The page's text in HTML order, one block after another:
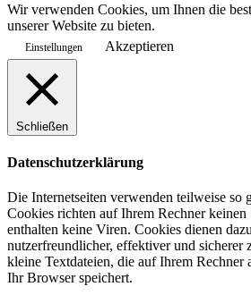
Wir verwenden Cookies, um Ihnen die
unserer Website zu bieten.
Einstellungen Akzeptieren
Schließen
Datenschutzerklärung
Die Internetseiten verwenden teilweise so
Cookies richten auf Ihrem Rechner keinen
enthalten keine Viren. Cookies dienen
nutzerfreundlicher, effektiver und sicherer
kleine Textdateien, die auf Ihrem Rechner
Ihr Browser speichert.